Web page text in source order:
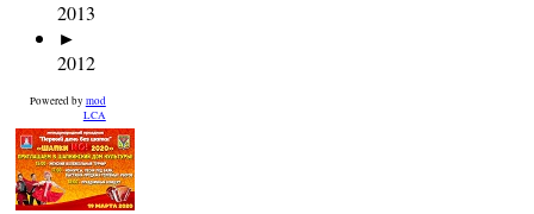
2013
►
2012
Powered by mod
LCA